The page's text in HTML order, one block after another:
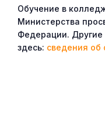
Обучение в
Министерства
Федерации.
здесь: сведения об